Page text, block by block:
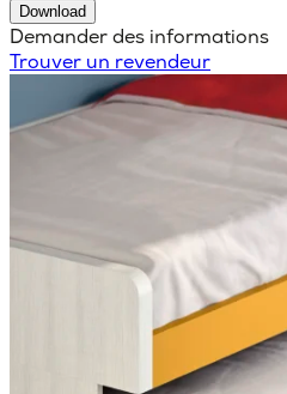
Download
Demander des informations
Trouver un revendeur